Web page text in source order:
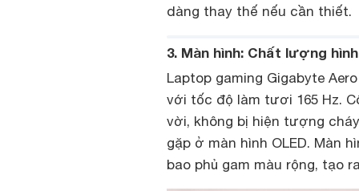
dàng thay thế nếu cần thiết.
3. Màn hình: Chất lượng
Laptop gaming Gigabyte
với tốc độ làm tươi 165 Hz.
vời, không bị hiện tượng
gặp ở màn hình OLED. Màn
bao phủ gam màu rộng, tạo